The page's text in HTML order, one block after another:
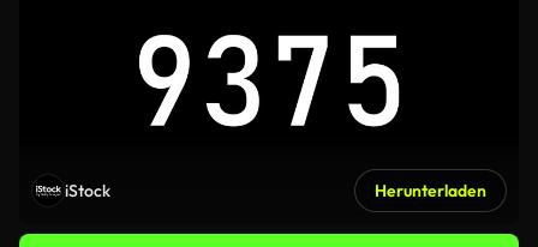
iStock Herunterladen